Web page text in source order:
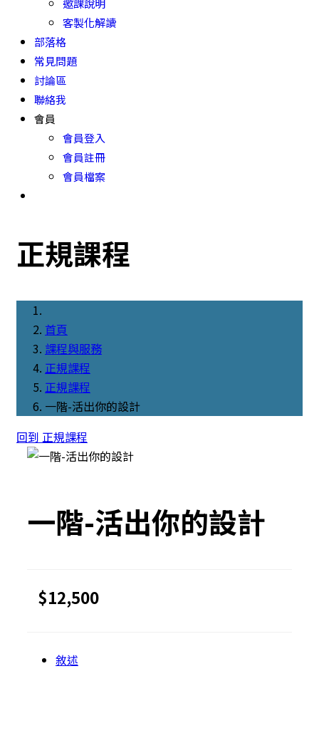
邀課說明
客製化解讀
部落格
常見問題
討論區
聯絡我
會員
會員登入
會員註冊
會員檔案
正規課程
首頁
課程與服務
正規課程
正規課程
一階-活出你的設計
回到 正規課程
一階-活出你的設計
$12,500
敘述